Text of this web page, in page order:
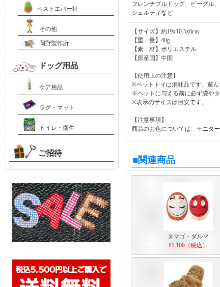
フレンチブルドッグ、ビーグル
シェルティなど
【サイズ】約19x10.5x6cm
【重 量】40g
【素 材】ポリエステル
【原産国】中国
【使用上の注意】
※ペットトイは消耗品です。遊
※ペットに与える前に必ず袋や
※表示のサイズは目安です。
【注意事項】
商品のお色については、モニタ
■関連商品
タマゴ・ダルマ
¥1,100（税込）
ベストエバー社
その他
岡野製作所
ドッグ用品
ケア用品
ラグ・マット
トイレ・衛生
ご招待